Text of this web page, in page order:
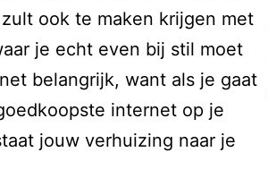
ook te maken krijgen met
je echt even bij stil moet
belangrijk, want als je gaat
internet op je
jouw verhuizing naar je